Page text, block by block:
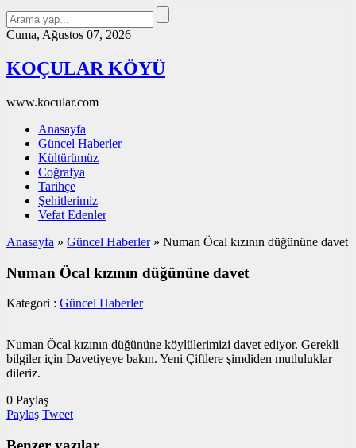
Cuma, Ağustos 07, 2026
KOÇULAR KÖYÜ
www.kocular.com
Anasayfa
Güncel Haberler
Kültürümüz
Coğrafya
Tarihçe
Şehitlerimiz
Vefat Edenler
Anasayfa » Güncel Haberler » Numan Öcal kızının düğününe davet
Numan Öcal kızının düğününe davet
Kategori : Güncel Haberler
Numan Öcal kızının düğününe köylülerimizi davet ediyor. Gerekli
bilgiler için Davetiyeye bakın. Yeni Çiftlere şimdiden mutluluklar
dileriz.
0 Paylaş
Paylaş Tweet